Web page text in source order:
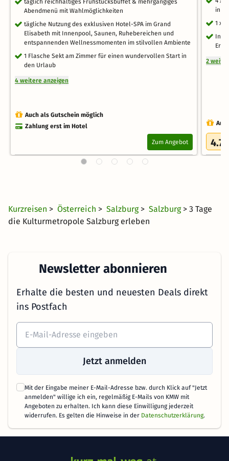
täglich reichhaltiges Frühstücksbuffet & mehrgängiges
Abendmenü mit Wahlmöglichkeiten
tägliche Nutzung des exklusiven Hotel-SPA im Grand
Elisabeth mit Innenpool, Saunen, Ruhebereichen und
entspannenden Wellnessmomenten im stilvollen Ambiente
1 Flasche Sekt am Zimmer für einen wundervollen Start in
den Urlaub
4 weitere anzeigen
Auch als Gutschein möglich
Zahlung erst im Hotel
Zum Angebot
in
1 x
2
4.7
Kurzreisen > Österreich > Salzburg > Salzburg > 3 Tage
die Kulturmetropole Salzburg erleben
Newsletter abonnieren
Erhalte die besten und neuesten Deals direkt
ins Postfach
Jetzt anmelden
Mit der Eingabe meiner E-Mail-Adresse bzw. durch Klick auf "Jetzt
anmelden" willige ich ein, regelmäßig E-Mails von KMW mit
Angeboten zu erhalten. Ich kann diese Einwilligung jederzeit
widerrufen. Es gelten die Hinweise in der Datenschutzerklärung.